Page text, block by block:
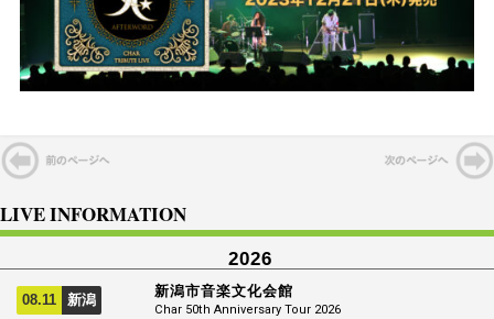
LIVE INFORMATION
2026
08.11 新潟 新潟市音楽文化会館
Char 50th Anniversary Tour 2026